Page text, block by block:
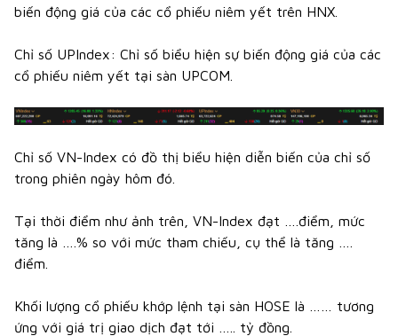
biến động giá của các cổ phiếu niêm yết trên HNX.
Chỉ số UPIndex: Chỉ số biểu hiện sự biến động giá của các
cổ phiếu niêm yết tại sàn UPCOM.
Chỉ số VN-Index có đồ thị biểu hiện diễn biến của chỉ số
trong phiên ngày hôm đó.
Tại thời điểm như ảnh trên, VN-Index đạt ….điểm, mức
tăng là ….% so với mức tham chiếu, cụ thể là tăng ….
điểm.
Khối lượng cổ phiếu khớp lệnh tại sàn HOSE là …… tương
ứng với giá trị giao dịch đạt tới ….. tỷ đồng.